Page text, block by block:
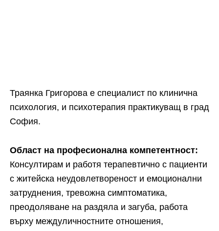
Траянка Григорова е специалист по клинична
психология, и психотерапия практикуващ в град
София.
Област на професионална компетентност:
Консултирам и работя терапевтично с пациенти
с житейска неудовлетвореност и емоционални
затруднения, тревожна симптоматика,
преодоляване на раздяла и загуба, работа
върху междуличностните отношения,